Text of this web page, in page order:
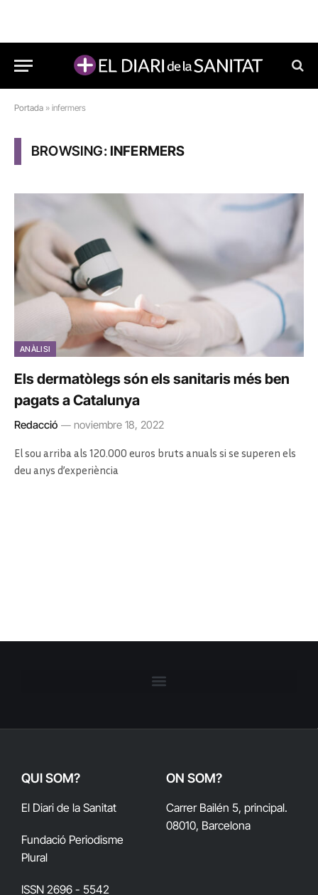
Portada » infermers
BROWSING:INFERMERS
ANÀLISI
Els dermatòlegs són els sanitaris més ben
pagats a Catalunya
Redacció noviembre 18, 2022
El sou arriba als 120.000 euros bruts anuals si se superen els
deu anys d’experiència
QUI SOM?
El Diari de la Sanitat
Fundació Periodisme
Plural
ISSN 2696 - 5542
ON SOM?
Carrer Bailén 5, principal.
08010, Barcelona